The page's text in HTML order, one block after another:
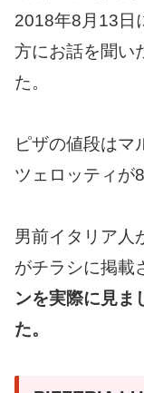
2018年8月13日
方にお話を聞い
た。
ピザの値段はマ
ツェロッティが
男前イタリア人
がチラシに掲載
ンを実際に見ま
た。